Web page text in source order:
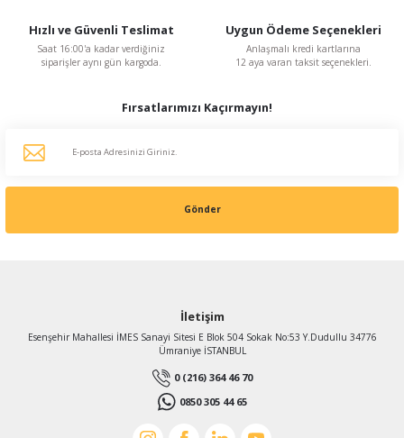
Hızlı ve Güvenli Teslimat
Saat 16:00'a kadar verdiğiniz
siparişler aynı gün kargoda.
Uygun Ödeme Seçenekleri
Anlaşmalı kredi kartlarına
12 aya varan taksit seçenekleri.
Fırsatlarımızı Kaçırmayın!
Gönder
İletişim
Esenşehir Mahallesi İMES Sanayi Sitesi E Blok 504 Sokak No:53 Y.Dudullu 34776
Ümraniye İSTANBUL
0 (216) 364 46 70
0850 305 44 65